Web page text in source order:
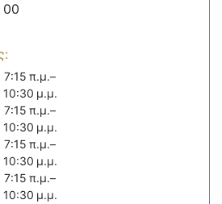
00
7:15 π.μ.–
10:30 μ.μ.
7:15 π.μ.–
10:30 μ.μ.
7:15 π.μ.–
10:30 μ.μ.
7:15 π.μ.–
10:30 μ.μ.